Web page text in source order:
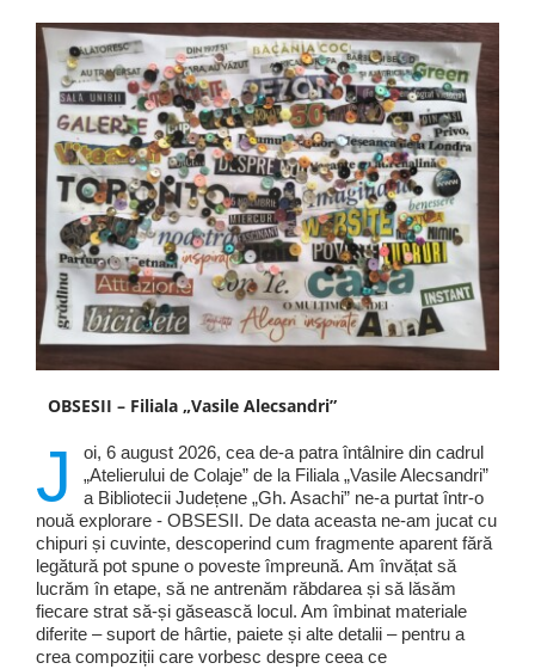
OBSESII – Filiala „Vasile Alecsandri”
J
oi, 6 august 2026, cea de-a patra întâlnire din cadrul
„Atelierului de Colaje” de la Filiala „Vasile Alecsandri”
a Bibliotecii Județene „Gh. Asachi” ne-a purtat într-o
nouă explorare - OBSESII. De data aceasta ne-am jucat cu
chipuri și cuvinte, descoperind cum fragmente aparent fără
legătură pot spune o poveste împreună. Am învățat să
lucrăm în etape, să ne antrenăm răbdarea și să lăsăm
fiecare strat să-și găsească locul. Am îmbinat materiale
diferite – suport de hârtie, paiete și alte detalii – pentru a
crea compoziții care vorbesc despre ceea ce